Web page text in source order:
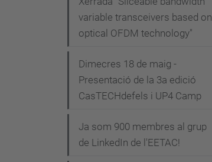
variable transceivers based on
optical OFDM technology"
Dimecres 18 de maig -
Presentació de la 3a edició
CasTECHdefels i UP4 Camp
Ja som 900 membres al grup
de LinkedIn de l'EETAC!